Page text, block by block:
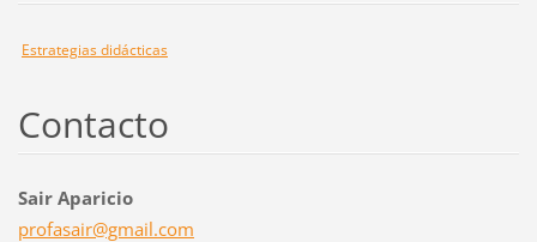
Estrategias didácticas
Contacto
Sair Aparicio
profasair@gmail.com